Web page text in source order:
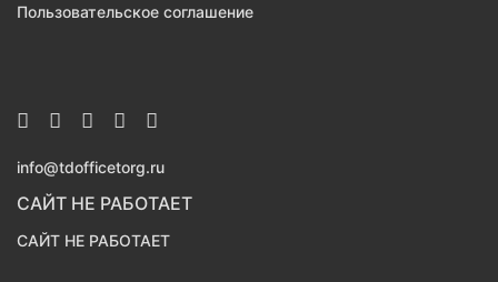
Пользовательское соглашение
info@tdofficetorg.ru
САЙТ НЕ РАБОТАЕТ
САЙТ НЕ РАБОТАЕТ